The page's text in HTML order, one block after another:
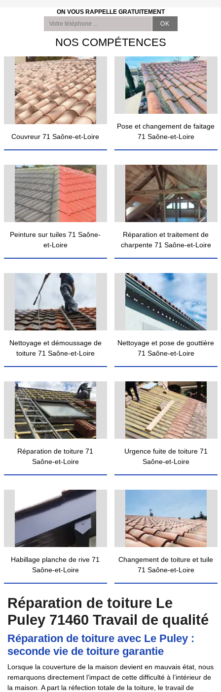
ON VOUS RAPPELLE GRATUITEMENT
NOS COMPÉTENCES
Couvreur 71 Saône-et-Loire
Pose et changement de faitage
71 Saône-et-Loire
Peinture sur tuiles 71 Saône-
et-Loire
Réparation et traitement de
charpente 71 Saône-et-Loire
Nettoyage et démoussage de
toiture 71 Saône-et-Loire
Nettoyage et pose de gouttière
71 Saône-et-Loire
Réparation de toiture 71
Saône-et-Loire
Urgence fuite de toiture 71
Saône-et-Loire
Habillage planche de rive 71
Saône-et-Loire
Changement de toiture et tuile
71 Saône-et-Loire
Réparation de toiture Le
Puley 71460 Travail de qualité
Réparation de toiture avec Le Puley :
seconde vie de toiture garantie
Lorsque la couverture de la maison devient en mauvais état, nous
remarquons directement l’impact de cette difficulté à l’intérieur de
la maison. A part la réfection totale de la toiture, le travail de